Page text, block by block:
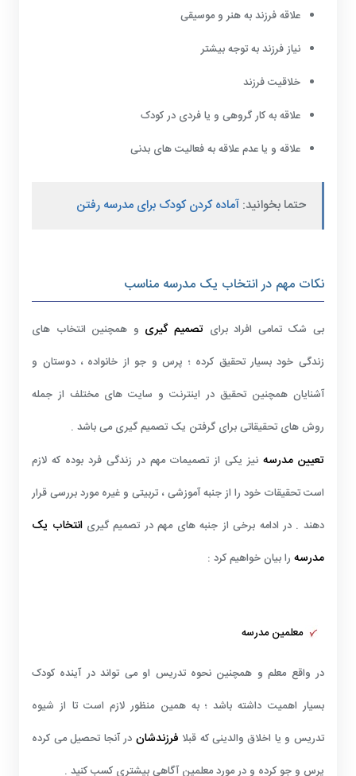
علاقه فرزند به هنر و موسیقی
نیاز فرزند به توجه بیشتر
خلاقیت فرزند
علاقه به کار گروهی و یا فردی در کودک
علاقه و یا عدم علاقه به فعالیت های بدنی
حتما بخوانید: آماده کردن کودک برای مدرسه رفتن
نکات مهم در انتخاب یک مدرسه مناسب
بی شک تمامی افراد برای تصمیم گیری و همچنین انتخاب های
زندگی خود بسیار تحقیق کرده ؛ پرس و جو از خانواده ، دوستان و
آشنایان همچنین تحقیق در اینترنت و سایت های مختلف از جمله
روش های تحقیقاتی برای گرفتن یک تصمیم گیری می باشد .
تعیین مدرسه نیز یکی از تصمیمات مهم در زندگی فرد بوده که لازم
است تحقیقات خود را از جنبه آموزشی ، تربیتی و غیره مورد بررسی قرار
دهند . در ادامه برخی از جنبه های مهم در تصمیم گیریانتخاب یک
مدرسه را بیان خواهیم کرد :
معلمین مدرسه
در واقع معلم و همچنین نحوه تدریس او می تواند در آینده کودک
بسیار اهمیت داشته باشد ؛ به همین منظور لازم است تا از شیوه
تدریس و یا اخلاق والدینی که قبلا فرزندشان در آنجا تحصیل می کرده
پرس و جو کرده و در مورد معلمین آگاهی بیشتری کسب کنید .